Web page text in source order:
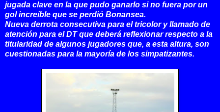
jugada clave en la que pudo ganarlo si no fuera por un
gol increíble que se perdió Bonansea.
Nueva derrota consecutiva para el tricolor y llamado de
atención para el DT que deberá reflexionar respecto a la
titularidad de algunos jugadores que, a esta altura, son
cuestionadas para la mayoría de los simpatizantes.